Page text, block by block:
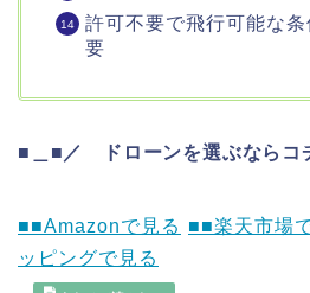
許可不要で飛行可能な
要
■＿■／ ドローンを選ぶならコ
■■Amazonで見る ■■楽天市場
ッピングで見る